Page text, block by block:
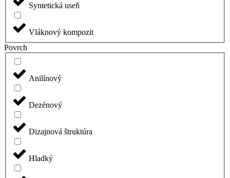
Syntetická useň
Vláknový kompozit
Povrch
Anilínový
Dezénový
Dizajnová štruktúra
Hladký